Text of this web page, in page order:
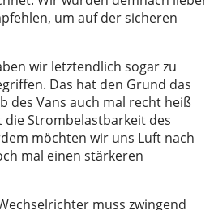
um auf der sicheren
wir letztendlich sogar zu
Das hat den Grund das
des Vans auch mal recht heiß
Strombelastbarkeit des
möchten wir uns Luft nach
mal einen stärkeren
muss zwingend